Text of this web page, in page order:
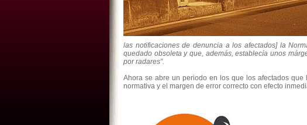
las notificaciones de denuncia a los afectados] la
quedado obsoleta y que, además, establecía unos
por radares”.
Ahora se abre un periodo en los que los afectados
normativa y el margen de error correcto con efecto